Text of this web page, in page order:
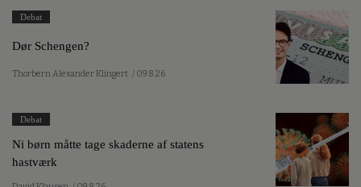
Debat
Dør Schengen?
Thorbern Alexander Klingert / 09.8.26
Debat
Ni børn måtte tage skaderne af statens
hastværk